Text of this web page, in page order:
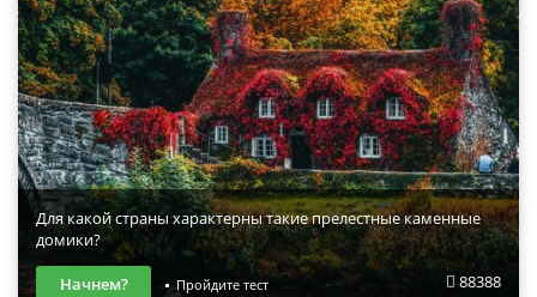
Для какой страны характерны такие прелестные каменные
домики?
88388
Начнем? Пройдите тест